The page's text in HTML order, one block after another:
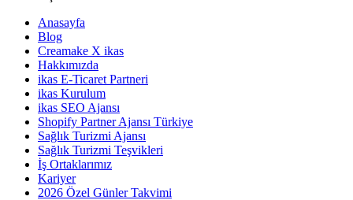
Anasayfa
Blog
Creamake X ikas
Hakkımızda
ikas E-Ticaret Partneri
ikas Kurulum
ikas SEO Ajansı
Shopify Partner Ajansı Türkiye
Sağlık Turizmi Ajansı
Sağlık Turizmi Teşvikleri
İş Ortaklarımız
Kariyer
2026 Özel Günler Takvimi